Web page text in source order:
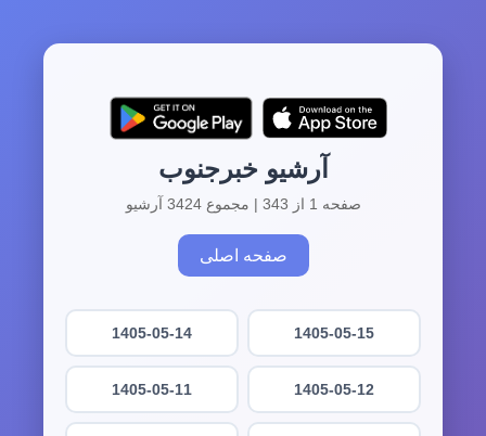
آرشیو خبرجنوب
صفحه 1 از 343 | مجموع 3424 آرشیو
صفحه اصلی
1405-05-15
1405-05-14
1405-05-12
1405-05-11